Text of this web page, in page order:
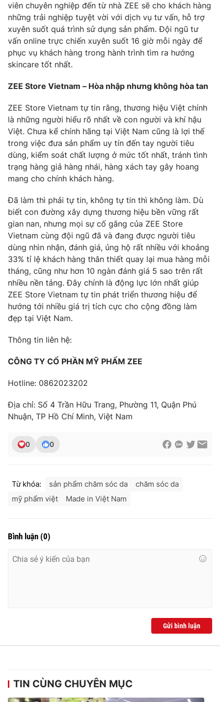
viên chuyên nghiệp đến từ nhà ZEE sẽ cho khách hàng
những trải nghiệp tuyệt vời với dịch vụ tư vấn, hỗ trợ
xuyên suốt quá trình sử dụng sản phẩm. Đội ngũ tư
vấn online trực chiến xuyên suốt 16 giờ mỗi ngày để
phục vụ khách hàng trong hành trình tìm ra hướng
skincare tốt nhất.
ZEE Store Vietnam – Hòa nhập nhưng không hòa tan
ZEE Store Vietnam tự tin rằng, thương hiệu Việt chính
là những người hiểu rõ nhất về con người và khí hậu
Việt. Chưa kể chính hãng tại Việt Nam cũng là lợi thế
trong việc đưa sản phẩm uy tín đến tay người tiêu
dùng, kiểm soát chất lượng ở mức tốt nhất, tránh tình
trạng hàng giả hàng nhái, hàng xách tay gây hoang
mang cho chính khách hàng.
Đã làm thì phải tự tin, không tự tin thì không làm. Dù
biết con đường xây dựng thương hiệu bền vững rất
gian nan, nhưng mọi sự cố gắng của ZEE Store
Vietnam cùng đội ngũ đã và đang được người tiêu
dùng nhìn nhận, đánh giá, ủng hộ rất nhiều với khoảng
33% tỉ lệ khách hàng thân thiết quay lại mua hàng mỗi
tháng, cũng như hơn 10 ngàn đánh giá 5 sao trên rất
nhiều nền tảng. Đây chính là động lực lớn nhất giúp
ZEE Store Vietnam tự tin phát triển thương hiệu để
hướng tới nhiều giá trị tích cực cho cộng đồng làm
đẹp tại Việt Nam.
Thông tin liên hệ:
CÔNG TY CỔ PHẦN MỸ PHẨM ZEE
Hotline: 0862023202
Địa chỉ: Số 4 Trần Hữu Trang, Phường 11, Quận Phú
Nhuận, TP Hồ Chí Minh, Việt Nam
0 0
Từ khóa: sản phẩm chăm sóc da
chăm sóc da
mỹ phẩm việt
Made in Việt Nam
Bình luận (0)
Gửi bình luận
TIN CÙNG CHUYÊN MỤC